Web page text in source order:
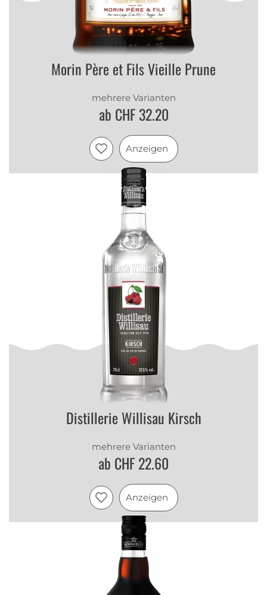
Morin Père et Fils Vieille Prune
mehrere Varianten
ab CHF 32.20
Anzeigen
Distillerie Willisau Kirsch
mehrere Varianten
ab CHF 22.60
Anzeigen